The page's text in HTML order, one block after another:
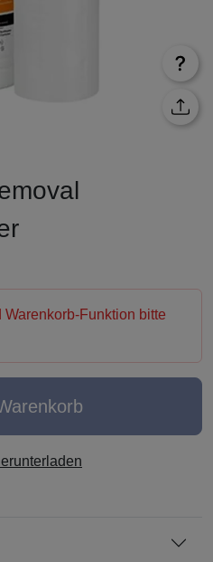
Funktion bitte